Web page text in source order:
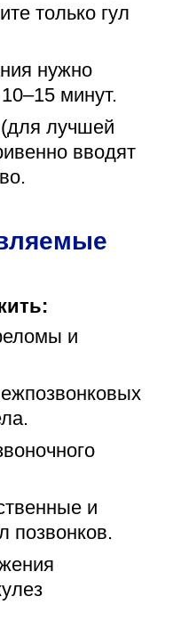
только гул
нужно
минут.
лучшей
вводят
и
и
позвонков.